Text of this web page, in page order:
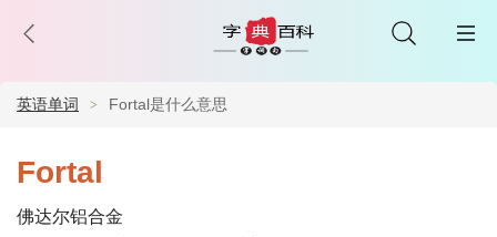
英语单词 Fortal是什么意思
Fortal
佛达尔铝合金